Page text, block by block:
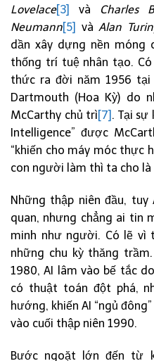
Lovelace[3] và Charles
Neumann[5] và Alan
dần xây dựng nền móng
thống trí tuệ nhân tạo.
thức ra đời năm 1956
Dartmouth (Hoa Kỳ) do
McCarthy chủ trì[7] . Tại sự
Intelligence” được
“khiến cho máy móc thực
con người làm thì ta cho là
Những thập niên đầu,
quan, nhưng chẳng ai tin
minh như người. Có lẽ vì
những chu kỳ thăng
1980, AI lâm vào bế tắc
có thuật toán đột phá,
hướng, khiến AI “ngủ
vào cuối thập niên 1990.
Bước ngoặt lớn đến từ